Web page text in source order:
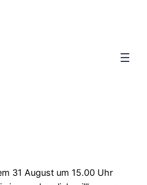
31 August um 15.00 Uhr